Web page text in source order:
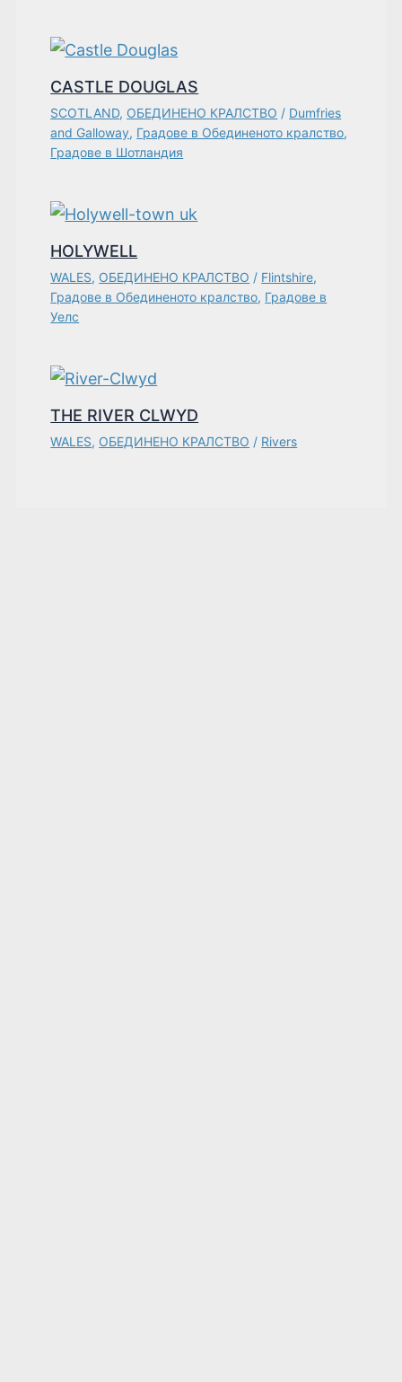
CASTLE DOUGLAS
SCOTLAND, ОБЕДИНЕНО КРАЛСТВО / Dumfries
and Galloway, Градове в Обединеното кралство,
Градове в Шотландия
HOLYWELL
WALES, ОБЕДИНЕНО КРАЛСТВО / Flintshire,
Градове в Обединеното кралство, Градове в
Уелс
THE RIVER CLWYD
WALES, ОБЕДИНЕНО КРАЛСТВО / Rivers